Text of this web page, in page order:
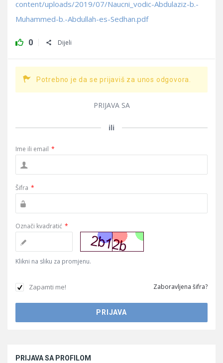
content/uploads/2019/07/Naucni_vodic-Abdulaziz-b.-
Muhammed-b.-Abdullah-es-Sedhan.pdf
0 Dijeli
Potrebno je da se prijaviš za unos odgovora.
PRIJAVA SA
ili
Ime ili email *
Šifra *
Označi kvadratić *
Klikni na sliku za promjenu.
Zapamti me! Zaboravljena šifra?
PRIJAVA SA PROFILOM